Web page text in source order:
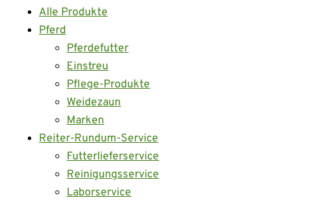
Alle Produkte
Pferd
Pferdefutter
Einstreu
Pflege-Produkte
Weidezaun
Marken
Reiter-Rundum-Service
Futterlieferservice
Reinigungsservice
Laborservice